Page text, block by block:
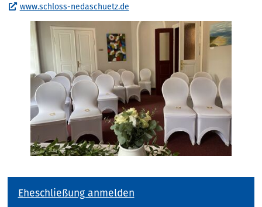
www.schloss-nedaschuetz.de
Eheschließung anmelden